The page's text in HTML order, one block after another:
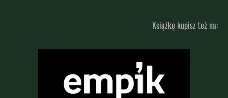
Książkę kupisz też na: